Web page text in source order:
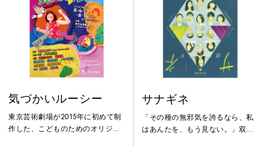
気づかいルーシー
東京芸術劇場が2015年に初めて制
作した、こどものためのオリジナ
サナギネ
「その種の無邪気を誇るなら、私
はあんたを、もう見ない。」双数